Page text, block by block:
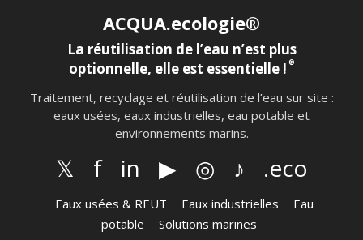
ACQUA.ecologie®
La réutilisation de l’eau n’est plus
optionnelle, elle est essentielle ! ®
Traitement, recyclage et réutilisation de l’eau sur site :
eaux usées, eaux industrielles, eau potable et
environnements marins.
𝕏 f in ▶ ◎ ♪ .eco
Eaux usées & REUT Eaux industrielles
Eau
potable
Solutions marines